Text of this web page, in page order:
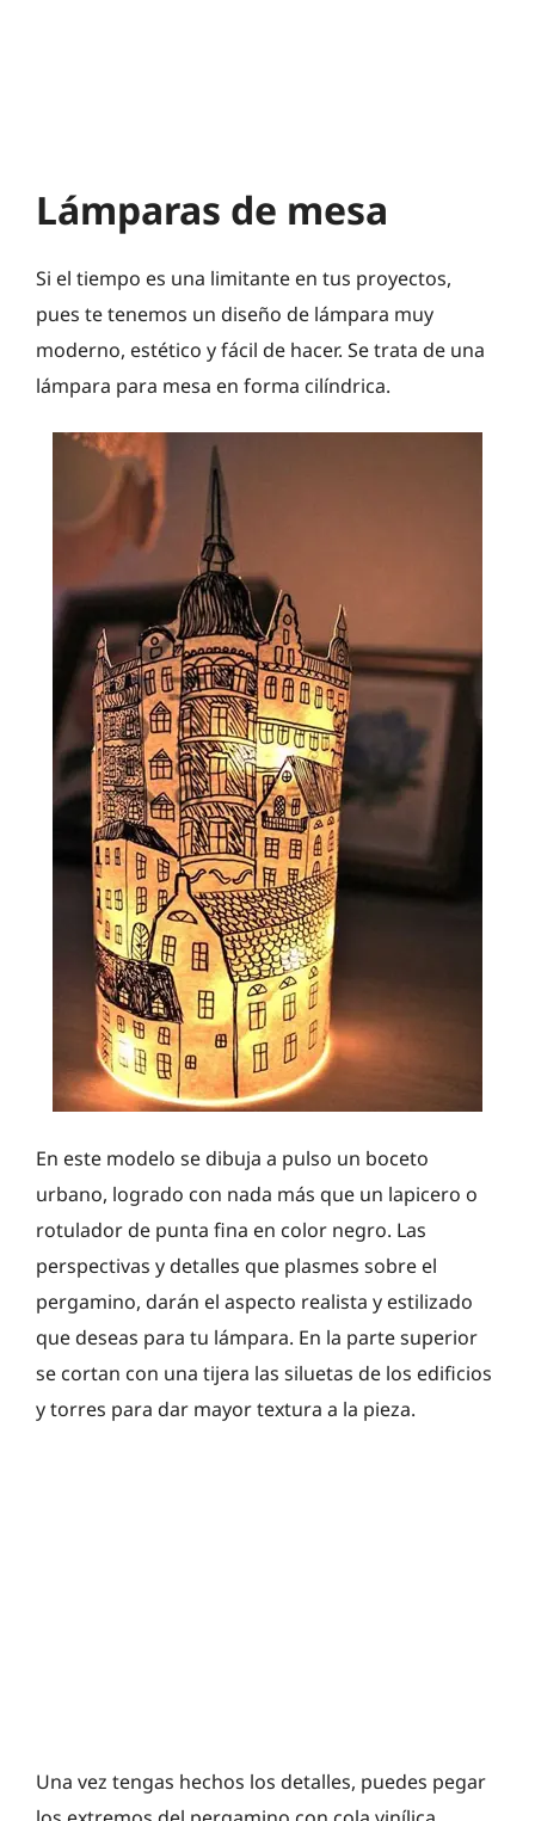
Lámparas de mesa
Si el tiempo es una limitante en tus proyectos,
pues te tenemos un diseño de lámpara muy
moderno, estético y fácil de hacer. Se trata de una
lámpara para mesa en forma cilíndrica.
En este modelo se dibuja a pulso un boceto
urbano, logrado con nada más que un lapicero o
rotulador de punta fina en color negro. Las
perspectivas y detalles que plasmes sobre el
pergamino, darán el aspecto realista y estilizado
que deseas para tu lámpara. En la parte superior
se cortan con una tijera las siluetas de los edificios
y torres para dar mayor textura a la pieza.
Una vez tengas hechos los detalles, puedes pegar